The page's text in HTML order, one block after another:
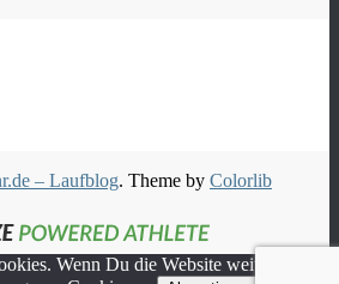
– Laufblog. Theme by Colorlib
Wenn Du die Website weiter nutzt,